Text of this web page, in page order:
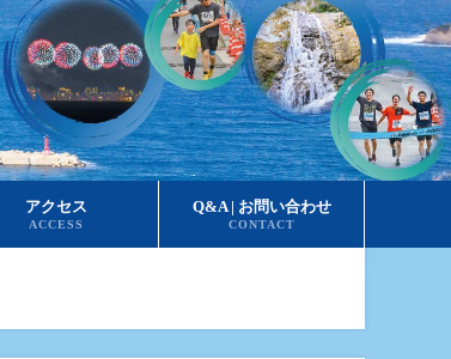
アクセス
ACCESS
Q&A | お問い合わせ
CONTACT